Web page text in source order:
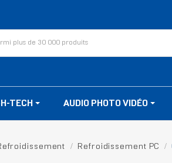
TECH AUDIO PHOTO VIDÉO
Refroidissement PC